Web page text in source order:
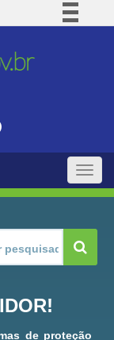
BR
Toggle
de proteção